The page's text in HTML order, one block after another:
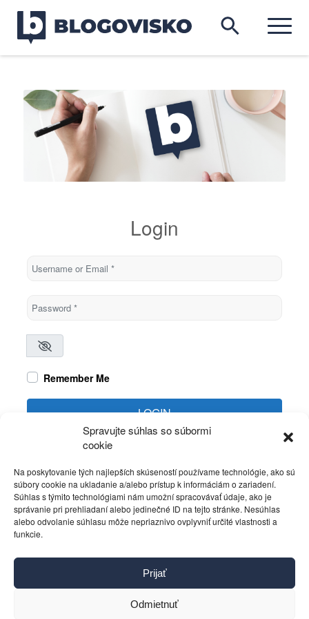
Spravujte súhlas so súbormi
cookie
Na poskytovanie tých najlepších skúseností používame technológie, ako sú
súbory cookie na ukladanie a/alebo prístup k informáciám o zariadení.
Súhlas s týmito technológiami nám umožní spracovávať údaje, ako je
správanie pri prehliadaní alebo jedinečné ID na tejto stránke. Nesúhlas
alebo odvolanie súhlasu môže nepriaznivo ovplyvniť určité vlastnosti a
funkcie.
Prijať
Odmietnuť
Login
Username or Email
Password*
Remember Me
LOGIN
Kontakt
Pravidlá používania